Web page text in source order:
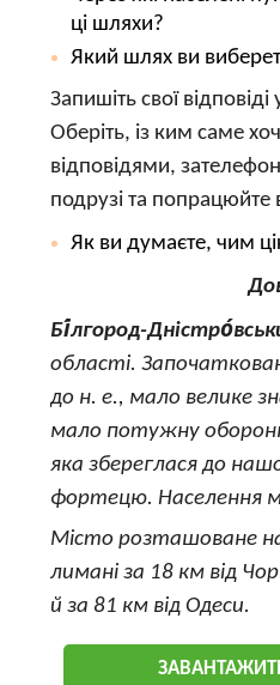
ці шляхи?
Який шлях ви
Запишіть свої
Оберіть, із ким саме
відповідями,
подрузі та попрацюйте
Як ви думаєте, чим
Бі́лгород-
області.
до н. е., мало велике
мало потужну
яка збереглася до
фортецю. Населення
Місто розташоване
лимані за 18 км від
й за 81 км від Одеси.